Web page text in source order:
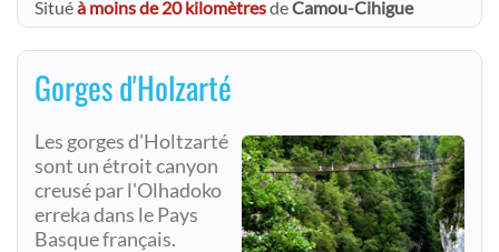
Situéà moins de 20 kilomètresdeCamou-Cihigue
Gorges d'Holzarté
Les gorges d'Holtzarté
sont un étroit canyon
creusé par l'Olhadoko
erreka dans le Pays
Basque français.